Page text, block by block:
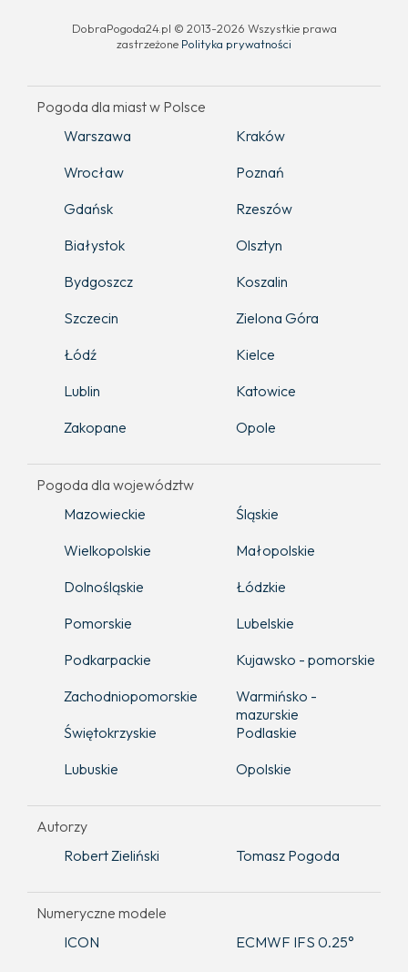
DobraPogoda24.pl © 2013-2026 Wszystkie prawa
zastrzeżone Polityka prywatności
Pogoda dla miast w Polsce
Warszawa
Kraków
Wrocław
Poznań
Gdańsk
Rzeszów
Białystok
Olsztyn
Bydgoszcz
Koszalin
Szczecin
Zielona Góra
Łódź
Kielce
Lublin
Katowice
Zakopane
Opole
Pogoda dla województw
Mazowieckie
Śląskie
Wielkopolskie
Małopolskie
Dolnośląskie
Łódzkie
Pomorskie
Lubelskie
Podkarpackie
Kujawsko - pomorskie
Zachodniopomorskie
Warmińsko -
mazurskie
Świętokrzyskie
Podlaskie
Lubuskie
Opolskie
Autorzy
Robert Zieliński
Tomasz Pogoda
Numeryczne modele
ICON
ECMWF IFS 0.25°